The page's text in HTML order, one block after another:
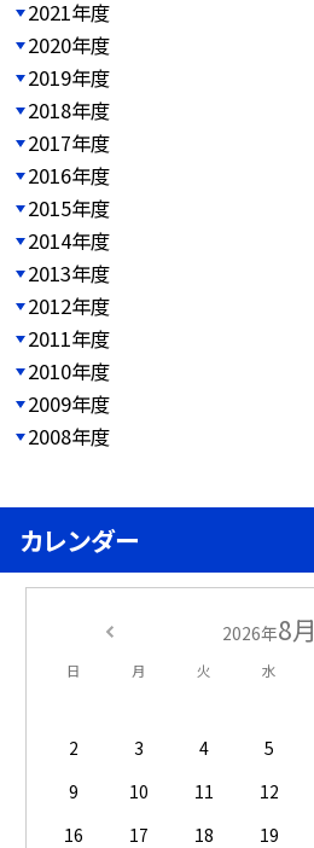
2021年度
2020年度
2019年度
2018年度
2017年度
2016年度
2015年度
2014年度
2013年度
2012年度
2011年度
2010年度
2009年度
2008年度
カレンダー
2026年8月
日 月 火 水
2
3 4 5
9
10 11 12
16
17 18 19